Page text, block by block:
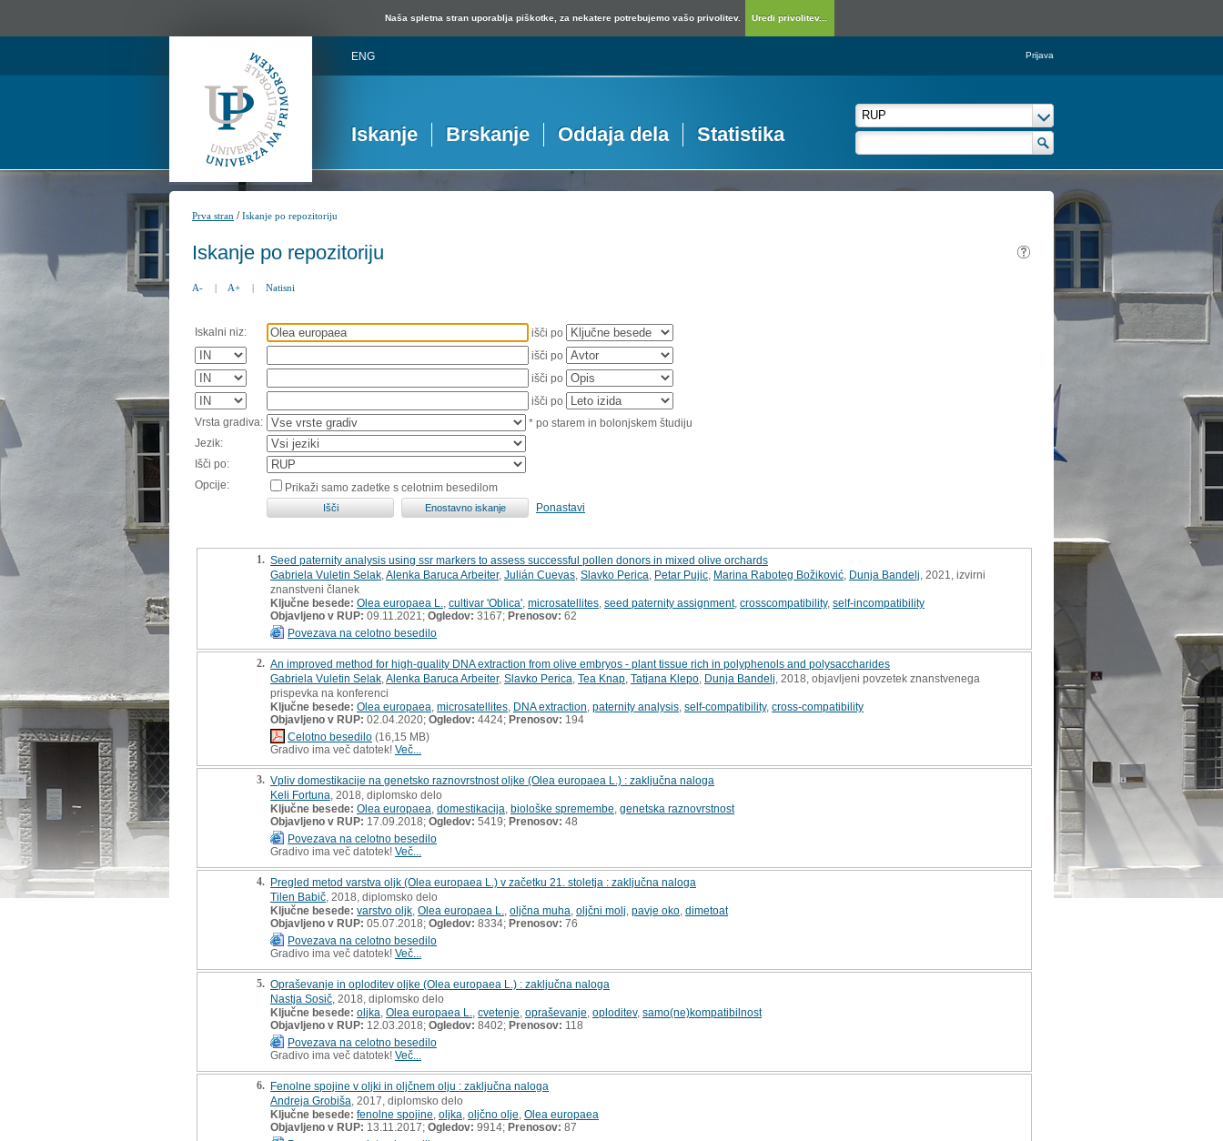
Naša spletna stran uporablja piškotke, za nekatere potrebujemo vašo privolitev. Uredi privolitev...
ENG Prijava
Iskanje Brskanje Oddaja dela Statistika
Prva stran /Iskanje po repozitoriju
Iskanje po repozitoriju
A- | A+ | Natisni
Iskalni niz:
išči po
išči po
išči po
išči po
Vrsta gradiva:
* po starem in bolonjskem študiju
Jezik:
Išči po:
Opcije:
Prikaži samo zadetke s celotnim besedilom
Ponastavi
1. Seed paternity analysis using ssr markers to assess successful pollen donors in mixed olive orchards
Gabriela Vuletin Selak Alenka Baruca Arbeiter, Julián Cuevas Slavko Perica Petar Pujic Marina Raboteg Božiković Dunja Bandelj , 2021, izvirni
znanstveni članek
Ključne besede: Olea europaea L. cultivar 'Oblica' microsatellites seed paternity assignment, crosscompatibility, self-incompatibility
Objavljeno v RUP: 09.11.2021; Ogledov: 3167; Prenosov: 62
Povezava na celotno besedilo
2. An improved method for high-quality DNA extraction from olive embryos - plant tissue rich in polyphenols and polysaccharides
Gabriela Vuletin Selak Alenka Baruca Arbeiter, Slavko Perica Tea Knap Tatjana Klepo Dunja Bandelj , 2018, objavljeni povzetek znanstvenega
prispevka na konferenci
Ključne besede: Olea europaea microsatellites DNA extraction paternity analysis self-compatibility, cross-compatibility
Objavljeno v RUP: 02.04.2020; Ogledov: 4424; Prenosov: 194
Celotno besedilo (16,15 MB)
Gradivo ima več datotek! Več...
3. Vpliv domestikacije na genetsko raznovrstnost oljke (Olea europaea L.) : zaključna naloga
Keli Fortuna , 2018, diplomsko delo
Ključne besede: Olea europaea domestikacija biološke spremembe genetska raznovrstnost
Objavljeno v RUP: 17.09.2018; Ogledov: 5419; Prenosov: 48
Povezava na celotno besedilo
Gradivo ima več datotek! Več...
4. Pregled metod varstva oljk (Olea europaea L.) v začetku 21. stoletja : zaključna naloga
Tilen Babič , 2018, diplomsko delo
Ključne besede: varstvo oljk Olea europaea L. oljčna muha oljčni molj pavje oko dimetoat
Objavljeno v RUP: 05.07.2018; Ogledov: 8334; Prenosov: 76
Povezava na celotno besedilo
Gradivo ima več datotek! Več...
5. Opraševanje in oploditev oljke (Olea europaea L.) : zaključna naloga
Nastja Sosič , 2018, diplomsko delo
Ključne besede: oljka Olea europaea L. cvetenje opraševanje oploditev, samo(ne)kompatibilnost
Objavljeno v RUP: 12.03.2018; Ogledov: 8402; Prenosov: 118
Povezava na celotno besedilo
Gradivo ima več datotek! Več...
6. Fenolne spojine v oljki in oljčnem olju : zaključna naloga
Andreja Grobiša , 2017, diplomsko delo
Ključne besede: fenolne spojine oljka oljčno olje Olea europaea
Objavljeno v RUP: 13.11.2017; Ogledov: 9914; Prenosov: 87